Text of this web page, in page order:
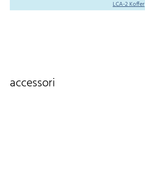
LCA-2 Koffer
accessori